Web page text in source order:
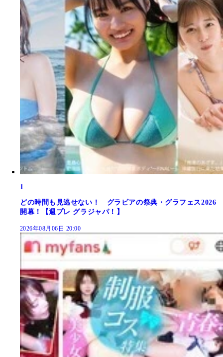
1
どの時間も見逃せない！ グラビアの祭典・グラフェス2026
開幕！【週プレ グラジャパ！】
2026年08月06日 20:00